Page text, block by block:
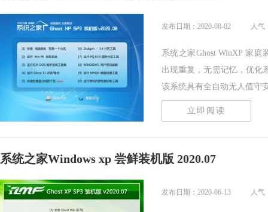
发布日期：2020-08-02 人气
系统之家Ghost WinXP 家
出现重复，无需记忆，优化
该系统具有全自动无人值守
立即阅读
系统之家Windows xp 尝鲜装机版 2020.07
发布日期：2020-06-13 人气